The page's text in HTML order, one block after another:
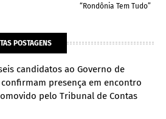
“Rondônia Tem Tudo”
POSTAGENS
candidatos ao Governo de
presença em encontro
pelo Tribunal de Contas